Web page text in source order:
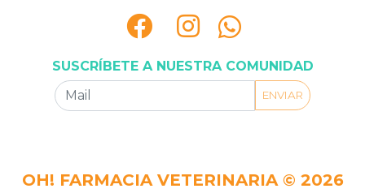
SUSCRÍBETE A NUESTRA COMUNIDAD
ENVIAR
OH! FARMACIA VETERINARIA © 2026